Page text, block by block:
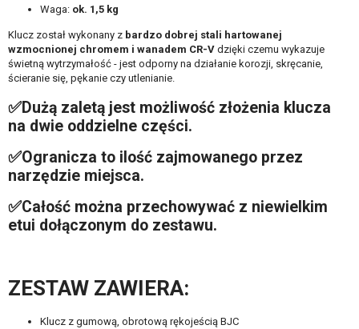
Waga: ok. 1,5 kg
Klucz został wykonany z bardzo dobrej stali hartowanej
wzmocnionej chromem i wanadem CR-V dzięki czemu wykazuje
świetną wytrzymałość - jest odporny na działanie korozji, skręcanie,
ścieranie się, pękanie czy utlenianie.
✅Dużą zaletą jest możliwość złożenia klucza
na dwie oddzielne części.
✅Ogranicza to ilość zajmowanego przez
narzędzie miejsca.
✅Całość można przechowywać z niewielkim
etui dołączonym do zestawu.
ZESTAW ZAWIERA:
Klucz z gumową, obrotową rękojeścią BJC